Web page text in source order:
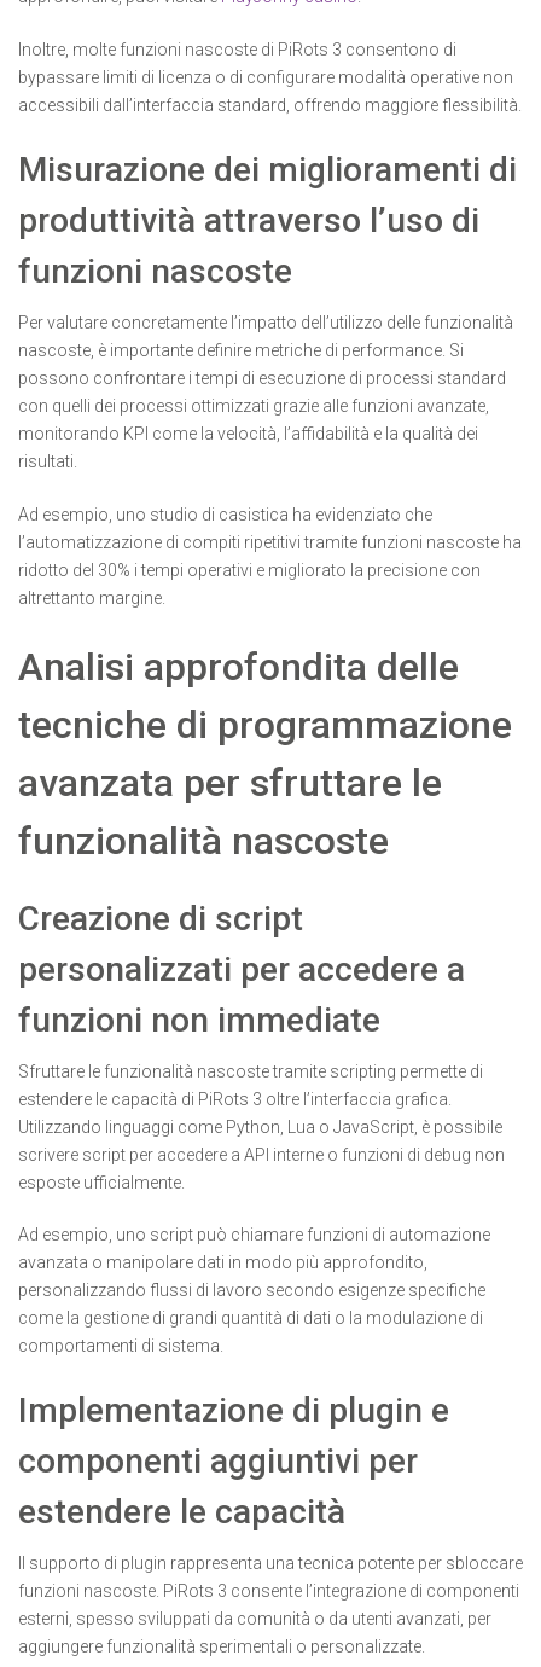
Inoltre, molte funzioni nascoste di PiRots 3 consentono di
bypassare limiti di licenza o di configurare modalità operative non
accessibili dall’interfaccia standard, offrendo maggiore flessibilità.
Misurazione dei miglioramenti di
produttività attraverso l’uso di
funzioni nascoste
Per valutare concretamente l’impatto dell’utilizzo delle funzionalità
nascoste, è importante definire metriche di performance. Si
possono confrontare i tempi di esecuzione di processi standard
con quelli dei processi ottimizzati grazie alle funzioni avanzate,
monitorando KPI come la velocità, l’affidabilità e la qualità dei
risultati.
Ad esempio, uno studio di casistica ha evidenziato che
l’automatizzazione di compiti ripetitivi tramite funzioni nascoste ha
ridotto del 30% i tempi operativi e migliorato la precisione con
altrettanto margine.
Analisi approfondita delle
tecniche di programmazione
avanzata per sfruttare le
funzionalità nascoste
Creazione di script
personalizzati per accedere a
funzioni non immediate
Sfruttare le funzionalità nascoste tramite scripting permette di
estendere le capacità di PiRots 3 oltre l’interfaccia grafica.
Utilizzando linguaggi come Python, Lua o JavaScript, è possibile
scrivere script per accedere a API interne o funzioni di debug non
esposte ufficialmente.
Ad esempio, uno script può chiamare funzioni di automazione
avanzata o manipolare dati in modo più approfondito,
personalizzando flussi di lavoro secondo esigenze specifiche
come la gestione di grandi quantità di dati o la modulazione di
comportamenti di sistema.
Implementazione di plugin e
componenti aggiuntivi per
estendere le capacità
Il supporto di plugin rappresenta una tecnica potente per sbloccare
funzioni nascoste. PiRots 3 consente l’integrazione di componenti
esterni, spesso sviluppati da comunità o da utenti avanzati, per
aggiungere funzionalità sperimentali o personalizzate.